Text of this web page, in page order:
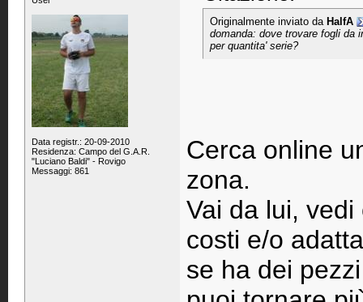
Data registr.: 20-09-2010
Residenza: Campo del G.A.R.
"Luciano Baldi" - Rovigo
Messaggi: 861
Originalmente inviato da HalfA
domanda: dove trovare fogli da
per quantita' serie?
Cerca online
zona.
Vai da lui,
costi e/o
se ha dei